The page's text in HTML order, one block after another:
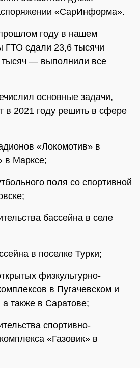
«СарИнформа».
году в нашем
ГТО сдали 23,6 тысячи
тысяч — выполнили все
основные задачи,
в 2021 году решить в сфере
«Локомотив» в
в Марксе;
поля со спортивной
бассейна в селе
в поселке Турки;
физкультурно-
в Пугачевском и
также в Саратове;
спортивно-
«Газовик» в